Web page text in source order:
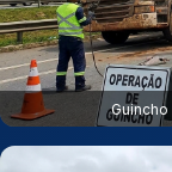
Guincho